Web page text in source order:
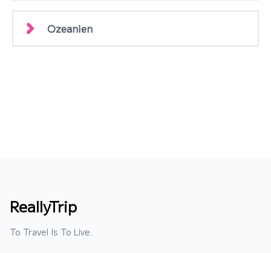
Ozeanien
ReallyTrip
To Travel Is To Live.